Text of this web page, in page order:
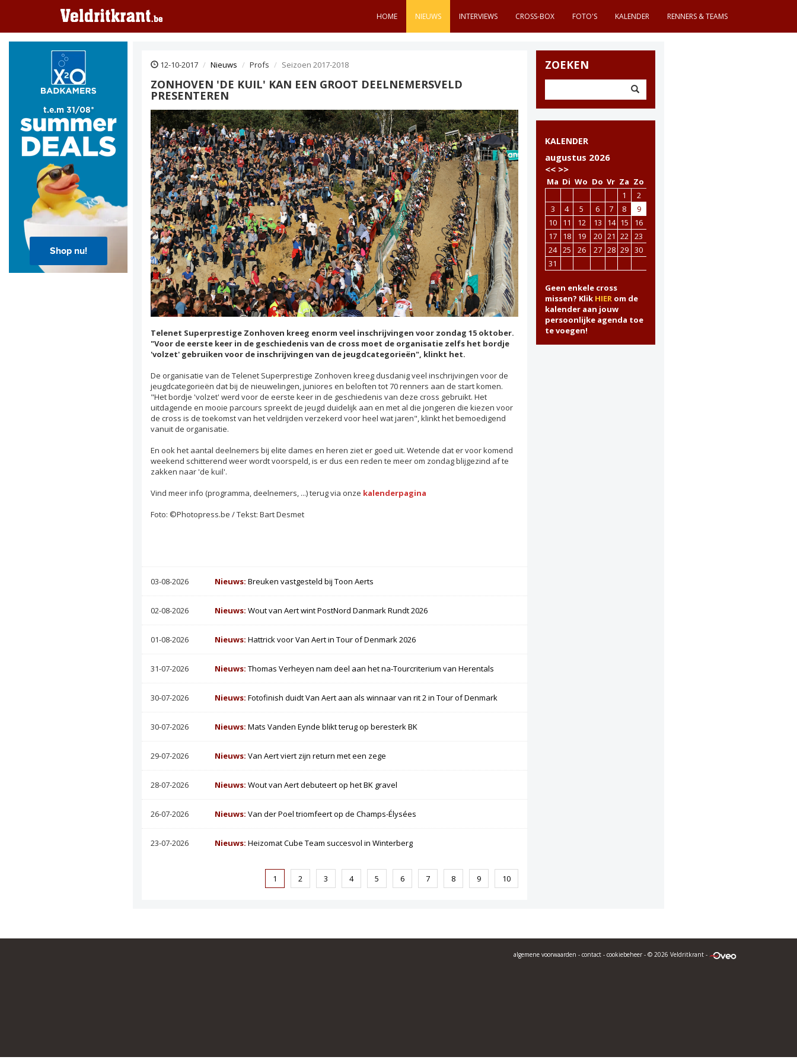
HOME NIEUWS INTERVIEWS CROSS-BOX FOTO'S KALENDER RENNERS & TEAMS
12-10-2017 Nieuws Profs Seizoen 2017-2018
ZONHOVEN 'DE KUIL' KAN EEN GROOT DEELNEMERSVELD
PRESENTEREN
Telenet Superprestige Zonhoven kreeg enorm veel inschrijvingen voor zondag 15 oktober.
"Voor de eerste keer in de geschiedenis van de cross moet de organisatie zelfs het bordje
'volzet' gebruiken voor de inschrijvingen van de jeugdcategorieën", klinkt het.
De organisatie van de Telenet Superprestige Zonhoven kreeg dusdanig veel inschrijvingen voor de
jeugdcategorieën dat bij de nieuwelingen, juniores en beloften tot 70 renners aan de start komen.
"Het bordje 'volzet' werd voor de eerste keer in de geschiedenis van deze cross gebruikt. Het
uitdagende en mooie parcours spreekt de jeugd duidelijk aan en met al die jongeren die kiezen voor
de cross is de toekomst van het veldrijden verzekerd voor heel wat jaren", klinkt het bemoedigend
vanuit de organisatie.
En ook het aantal deelnemers bij elite dames en heren ziet er goed uit. Wetende dat er voor komend
weekend schitterend weer wordt voorspeld, is er dus een reden te meer om zondag blijgezind af te
zakken naar 'de kuil'.
Vind meer info (programma, deelnemers, ...) terug via onze kalenderpagina
Foto: ©Photopress.be / Tekst: Bart Desmet
03-08-2026 Nieuws:Breuken vastgesteld bij Toon Aerts
02-08-2026 Nieuws:Wout van Aert wint PostNord Danmark Rundt 2026
01-08-2026 Nieuws:Hattrick voor Van Aert in Tour of Denmark 2026
31-07-2026 Nieuws:Thomas Verheyen nam deel aan het na-Tourcriterium van Herentals
30-07-2026 Nieuws:Fotofinish duidt Van Aert aan als winnaar van rit 2 in Tour of Denmark
30-07-2026 Nieuws:Mats Vanden Eynde blikt terug op beresterk BK
29-07-2026 Nieuws:Van Aert viert zijn return met een zege
28-07-2026 Nieuws:Wout van Aert debuteert op het BK gravel
26-07-2026 Nieuws:Van der Poel triomfeert op de Champs-Élysées
23-07-2026 Nieuws:Heizomat Cube Team succesvol in Winterberg
1 2 3 4 5 6 7 8 9 10
ZOEKEN
KALENDER
augustus 2026
<< >>
Ma Di Wo Do Vr Za Zo
1
2
3
4 5 6 7 8
9
10
11 12 13 14 15
16
17
18 19 20 21 22 23
24 25 26 27 28 29 30
31
Geen enkele cross
missen? Klik HIERom de
kalender aan jouw
persoonlijke agenda toe
te voegen!
algemene voorwaarden - contact - cookiebeheer - © 2026 Veldritkrant -